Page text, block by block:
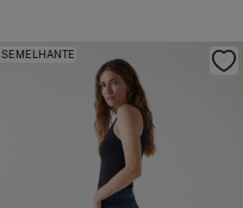
SEMELHANTE